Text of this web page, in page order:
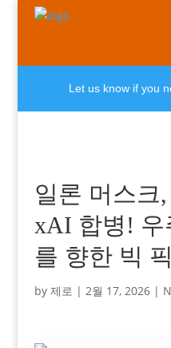
Let us know if you
일론 머스크
xAI 합병! 우
를 향한 빅
by 제로 | 2월 17, 2026|